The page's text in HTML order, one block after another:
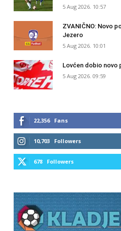
5 Aug 2026. 10:57
ZVANIČNO: Novo
Jezero
5 Aug 2026. 10:01
Lovćen dobio novo
5 Aug 2026. 09:59
22,356 Fans
10,703 Followers
678 Followers